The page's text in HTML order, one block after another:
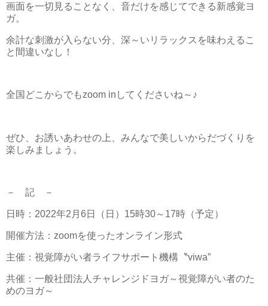
画面を一切見ることなく、音だけを感じてできる新感覚ヨ
ガ。
余計な刺激が入らない分、深～いリラックスを味わえるこ
と間違いなし！
全国どこからでもzoom inしてくださいね～♪
ぜひ、お誘いあわせの上、みんなで美しいからだづくりを
楽しみましょう。
－ 記 －
日時：2022年2月6日（日）15時30～17時（予定）
開催方法：zoomを使ったオンライン形式
主催：視覚障がい者ライフサポート機構〝viwa”
共催：一般社団法人チャレンジドヨガ～視覚障がい者のた
めのヨガ～